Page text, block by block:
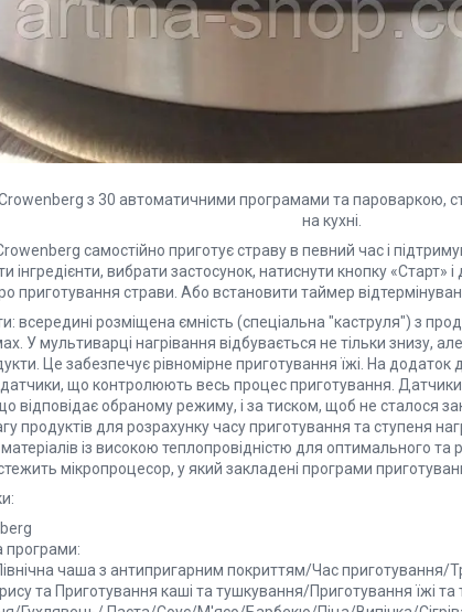
з 30 автоматичними програмами та пароваркою,
на кухні.
самостійно приготує страву в певний час і
інгредієнти, вибрати застосунок, натиснути кнопку «Старт»
приготування страви. Або встановити таймер
всередині розміщена ємність (спеціальна "каструля") з
У мультиварці нагрівання відбувається не тільки знизу,
Це забезпечує рівномірне приготування їжі. На додаток
що контролюють весь процес приготування.
відповідає обраному режиму, і за тиском, щоб не сталося
продуктів для розрахунку часу приготування та ступеня
із високою теплопровідністю для оптимального та
мікропроцесор, у який закладені програми
програми:
чаша з антипригарним покриттям/Час
та Приготування каші та тушкування/Приготування їжі